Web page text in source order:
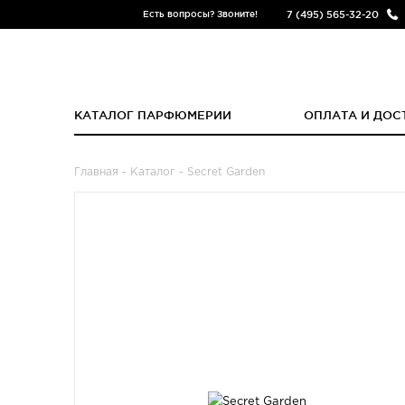
Есть вопросы? Звоните! 7 (495) 565-32-20
КАТАЛОГ ПАРФЮМЕРИИ ОПЛАТА И
Главная - Каталог - Secret Garden